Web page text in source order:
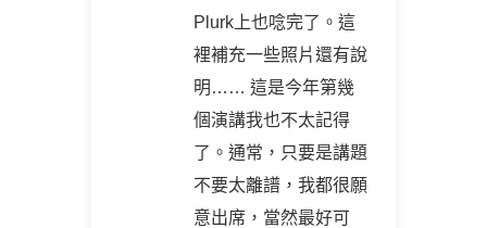
Plurk上也唸完了。這
裡補充一些照片還有說
明…… 這是今年第幾
個演講我也不太記得
了。通常，只要是講題
不要太離譜，我都很願
意出席，當然最好可